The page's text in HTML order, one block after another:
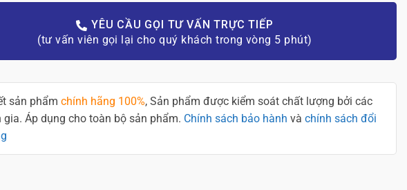
YÊU CẦU GỌI TƯ VẤN TRỰC TIẾP
(tư vấn viên gọi lại cho quý khách trong vòng 5 phút)
sản phẩm chính hãng 100%, Sản phẩm được kiểm soát chất lượng bởi các
gia. Áp dụng cho toàn bộ sản phẩm. Chính sách bảo hành và chính sách đổi